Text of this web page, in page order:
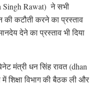
Singh Rawat) ने सभी
की कटौती करने का प्रस्ताव
देने का प्रस्ताव भी दिया
मंत्री धन सिंह रावत (dhan
शिक्षा विभाग की बैठक ली और